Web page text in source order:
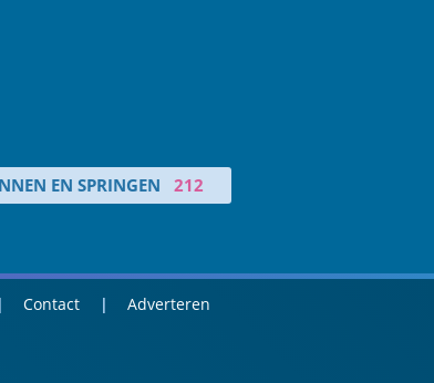
EN SPRINGEN 212
Contact Adverteren